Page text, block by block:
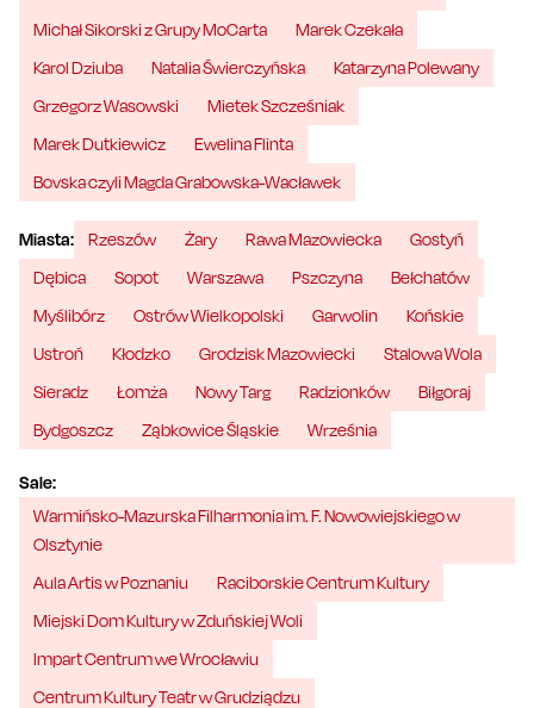
Michał Sikorski z Grupy MoCarta
Marek Czekała
Karol Dziuba
Natalia Świerczyńska
Katarzyna Polewany
Grzegorz Wasowski
Mietek Szcześniak
Marek Dutkiewicz
Ewelina Flinta
Bovska czyli Magda Grabowska-Wacławek
Miasta: Rzeszów Żary Rawa Mazowiecka
Gostyń
Dębica
Sopot Warszawa Pszczyna
Bełchatów
Myślibórz
Ostrów Wielkopolski Garwolin
Końskie
Ustroń
Kłodzko Grodzisk Mazowiecki
Stalowa Wola
Sieradz
Łomża Nowy Targ Radzionków
Biłgoraj
Bydgoszcz
Ząbkowice Śląskie Września
Sale:
Warmińsko-Mazurska Filharmonia im. F. Nowowiejskiego w
Olsztynie
Aula Artis w Poznaniu
Raciborskie Centrum Kultury
Miejski Dom Kultury w Zduńskiej Woli
Impart Centrum we Wrocławiu
Centrum Kultury Teatr w Grudziądzu